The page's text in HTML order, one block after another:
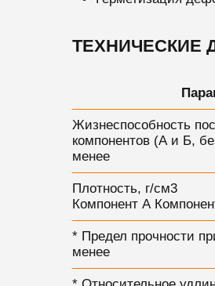
ТЕХНИЧЕСКИЕ
Жизнеспособность
компонентов (А и Б,
менее
Плотность, г/см3
Компонент А
* Предел прочности
менее